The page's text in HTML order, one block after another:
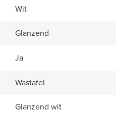
Wit
Glanzend
Ja
Wastafel
Glanzend wit